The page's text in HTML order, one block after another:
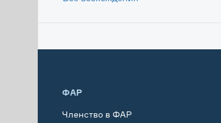
ФАР
Членство в ФАР